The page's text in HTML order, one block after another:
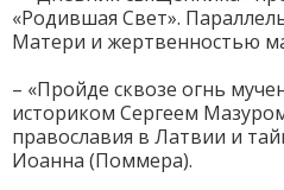
«Родившая Свет».
Матери и жертвенностью
– «Пройде сквозе огнь
историком Сергеем
православия в Латвии и
Иоанна (Поммера).